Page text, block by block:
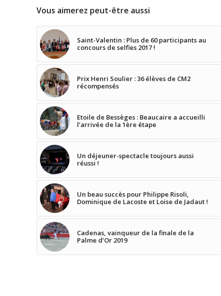
Vous aimerez peut-être aussi
Saint-Valentin : Plus de 60 participants au
concours de selfies 2017 !
Prix Henri Soulier : 36 élèves de CM2
récompensés
Etoile de Bessèges : Beaucaire a accueilli
l’arrivée de la 1ère étape
Un déjeuner-spectacle toujours aussi
réussi !
Un beau succès pour Philippe Risoli,
Dominique de Lacoste et Loise de Jadaut !
Cadenas, vainqueur de la finale de la
Palme d’Or 2019